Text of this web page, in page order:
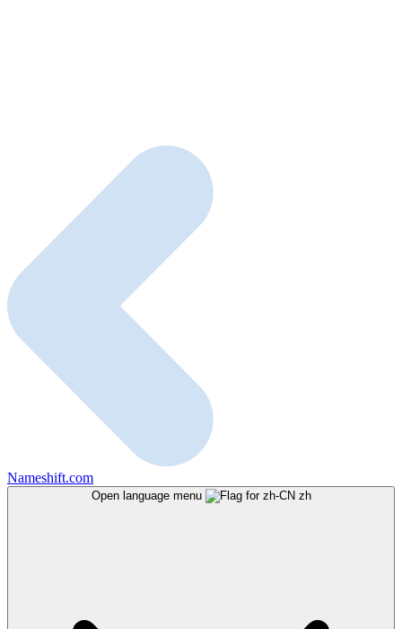
Nameshift.com
Open language menu zh